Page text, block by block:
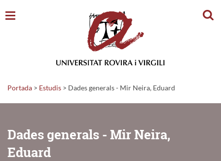
Portada > Estudis > Dades generals - Mir Neira, Eduard
Dades generals - Mir Neira,
Eduard